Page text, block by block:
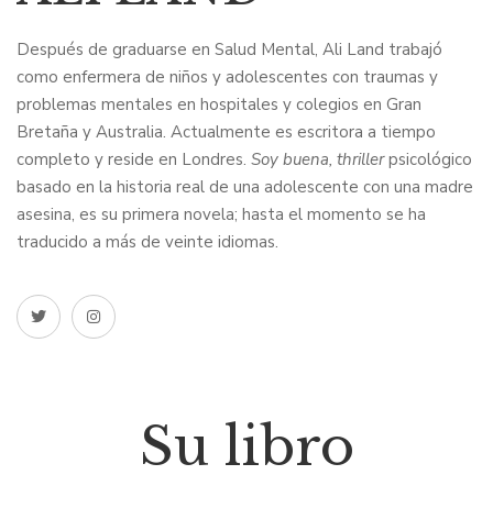
Después de graduarse en Salud Mental, Ali Land trabajó
como enfermera de niños y adolescentes con traumas y
problemas mentales en hospitales y colegios en Gran
Bretaña y Australia. Actualmente es escritora a tiempo
completo y reside en Londres. Soy buena, thrillerpsicológico
basado en la historia real de una adolescente con una madre
asesina, es su primera novela; hasta el momento se ha
traducido a más de veinte idiomas.
Su libro